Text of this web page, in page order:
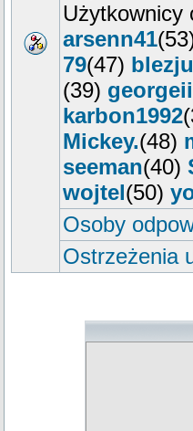
Użytkownicy
arsenn41
79(47)
(39)
karbon1992
Mickey.(48)
seeman(40)
wojtel(50)
Osoby
Ostrzeżenia